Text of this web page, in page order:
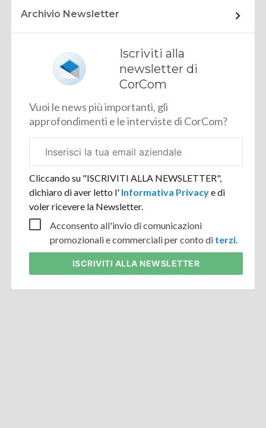
Archivio Newsletter
Iscriviti alla
newsletter di
CorCom
Vuoi le news più importanti, gli
approfondimenti e le interviste di CorCom?
aziendale
Cliccando su "ISCRIVITI ALLA NEWSLETTER",
dichiaro di aver letto l' Informativa Privacye di
voler ricevere la Newsletter.
Acconsento all'invio di comunicazioni
promozionali e commerciali per conto di terzi.
ISCRIVITI ALLA NEWSLETTER